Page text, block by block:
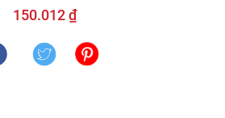
150.012 ₫